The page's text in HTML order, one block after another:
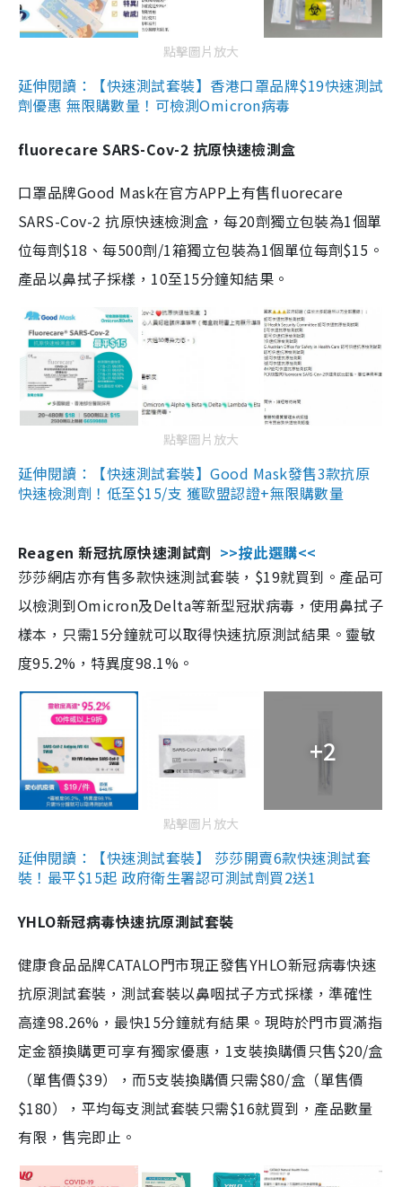
點擊圖片放大
延伸閱讀：【快速測試套裝】香港口罩品牌$19快速測試
劑優惠 無限購數量！可檢測Omicron病毒
fluorecare SARS-Cov-2 抗原快速檢測盒
口罩品牌Good Mask在官方APP上有售fluorecare
SARS-Cov-2 抗原快速檢測盒，每20劑獨立包裝為1個單
位每劑$18、每500劑/1箱獨立包裝為1個單位每劑$15。
產品以鼻拭子採樣，10至15分鐘知結果。
點擊圖片放大
延伸閱讀：【快速測試套裝】Good Mask發售3款抗原
快速檢測劑！低至$15/支 獲歐盟認證+無限購數量
Reagen 新冠抗原快速測試劑 >>按此選購<<
莎莎網店亦有售多款快速測試套裝，$19就買到。產品可
以檢測到Omicron及Delta等新型冠狀病毒，使用鼻拭子
樣本，只需15分鐘就可以取得快速抗原測試結果。靈敏
度95.2%，特異度98.1%。
+2
點擊圖片放大
延伸閱讀：【快速測試套裝】 莎莎開賣6款快速測試套
裝！最平$15起 政府衛生署認可測試劑買2送1
YHLO新冠病毒快速抗原測試套裝
健康食品品牌CATALO門市現正發售YHLO新冠病毒快速
抗原測試套裝，測試套裝以鼻咽拭子方式採樣，準確性
高達98.26%，最快15分鐘就有結果。現時於門市買滿指
定金額換購更可享有獨家優惠，1支裝換購價只售$20/盒
（單售價$39），而5支裝換購價只需$80/盒（單售價
$180），平均每支測試套裝只需$16就買到，產品數量
有限，售完即止。